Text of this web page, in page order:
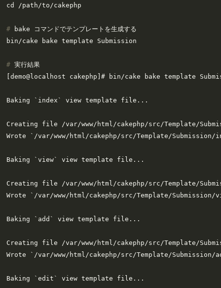
#
bake コマンドでテンプレートを生成する
# 実行結果
[demo@localhost cakephp]# bin/cake bake template
Baking `index` view template file...
Creating file /var/www/html/cakephp/src/Template/
Wrote `/var/www/html/cakephp/src/Template/Submission/
Baking `view` view template file...
Creating file /var/www/html/cakephp/src/Template/
Wrote `/var/www/html/cakephp/src/Template/Submission/
Baking `add` view template file...
Creating file /var/www/html/cakephp/src/Template/
Wrote `/var/www/html/cakephp/src/Template/Submission/
Baking `edit` view template file...